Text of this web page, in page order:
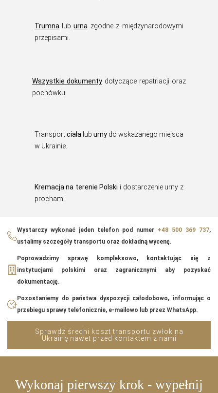
Trumna lub urna zgodne z międzynarodowymi
przepisami.
Wszystkie dokumenty dotyczące repatriacji oraz
pochówku.
Transportciała lub urny do wskazanego miejsca
w Ukrainie.
Kremacja na terenie Polski i dostarczenie urny z
prochami
Wystarczy wykonać jeden telefon pod numer +48 500 369 737,
ustalimy szczegóły transportu oraz dokładną wycenę.
Poprowadzimy sprawę kompleksowo, kontaktując się z
instytucjami polskimi oraz zagranicznymi aby pozyskać
dokumentację.
Pozostaniemy do państwa dyspozycji całodobowo, informując o
przebiegu sprawy telefonicznie, e-mailowo lub przez WhatsApp.
Sprawdź średni koszt transportu zwłok na
Ukrainę nawet przed kontaktem z nami
Wykonaj pierwszy krok - wypełnij